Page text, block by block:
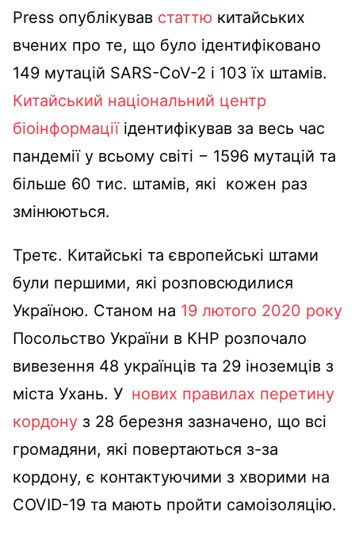
Press опублікував статтю китайських
вчених про те, що було ідентифіковано
149 мутацій SARS-CoV-2 і 103 їх штамів.
Китайський національний центр
біоінформаціїідентифікував за весь час
пандемії у всьому світі − 1596 мутацій та
більше 60 тис. штамів, які кожен раз
змінюються.
Третє. Китайські та європейські штами
були першими, які розповсюдилися
Україною. Станом на 19 лютого 2020 року
Посольство України в КНР розпочало
вивезення 48 українців та 29 іноземців з
міста Ухань. У нових правилах перетину
кордону з 28 березня зазначено, що всі
громадяни, які повертаються з-за
кордону, є контактуючими з хворими на
COVID-19 та мають пройти самоізоляцію.